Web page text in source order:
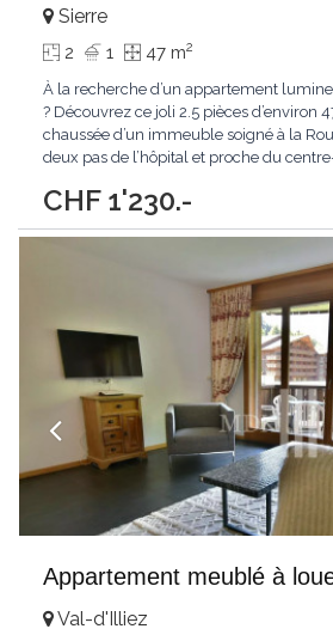
CHF 1'230.-
Sierre
2 1 47 m2
À la recherche d’un appartement
? Découvrez ce joli 2.5 pièces d’environ
chaussée d’un immeuble soigné à la
deux pas de l’hôpital et proche du
extérieur pour profiter du soleil en toute
Appartement meublé à
Val-d'Illiez